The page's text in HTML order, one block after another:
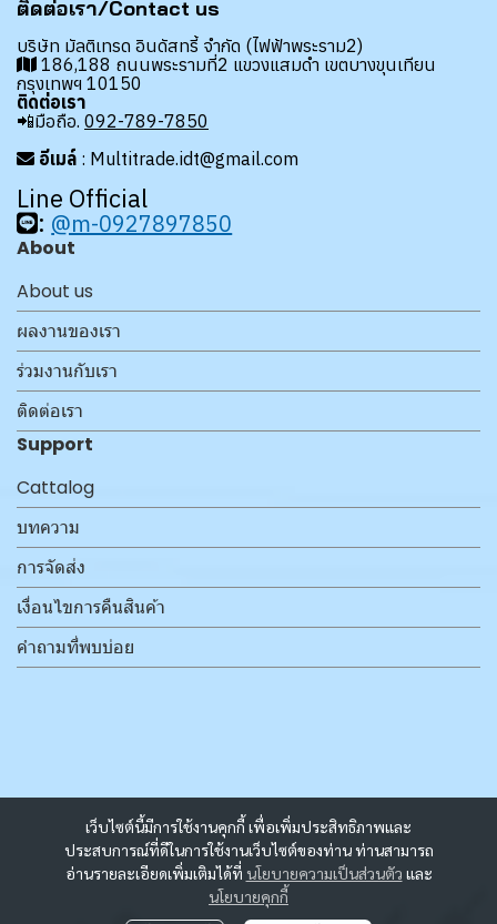
เว็บไซต์นี้มีการใช้งานคุกกี้ เพื่อเพิ่มประสิทธิภาพและ
ประสบการณ์ที่ดีในการใช้งานเว็บไซต์ของท่าน ท่านสามารถ
อ่านรายละเอียดเพิ่มเติมได้ที่ นโยบายความเป็นส่วนตัว และ
นโยบายคุกกี้
ติดต่อเรา/Contact us
บริษัท มัลติเทรด อินดัสทรี้ จำกัด (ไฟฟ้าพระราม2)
186,188 ถนนพระรามที่2 แขวงแสมดำ เขตบางขุนเทียน
กรุงเทพฯ 10150
ติดต่อเรา
📲มือถือ. 092-789-7850
อีเมล์ : Multitrade.idt@gmail.com
Line Official
: @m-0927897850
About
About us
ผลงานของเรา
ร่วมงานกับเรา
ติดต่อเรา
Support
Cattalog
บทความ
การจัดส่ง
เงื่อนไขการคืนสินค้า
คำถามที่พบบ่อย